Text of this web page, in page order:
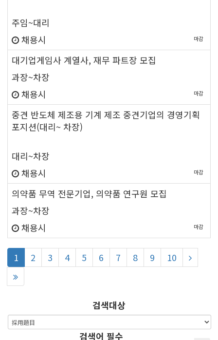
주임~대리
채용시
마감
대기업게임사 계열사, 재무 파트장 모집
과장~차장
채용시
마감
중견 반도체 제조용 기계 제조 중견기업의 경영기획
포지션(대리~ 차장)
대리~차장
채용시
마감
의약품 무역 전문기업, 의약품 연구원 모집
과장~차장
채용시
마감
1 2
이
3
이
4페
이
5
이
6
이
7
이
8페
이
9
이
10
이
검색대상
검색어 필수